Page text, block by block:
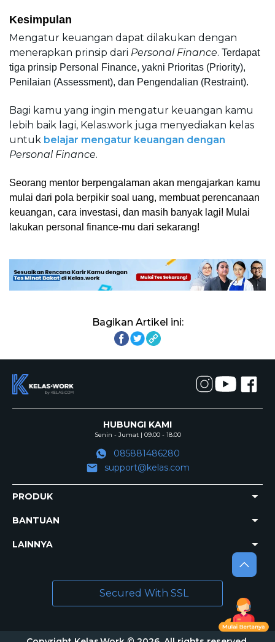
Kesimpulan
Mengatur keuangan dapat dilakukan dengan
menerapkan prinsip dari Personal Finance. Terdapat
tiga prinsip Personal Finance, yakni Prioritas (Priority),
Penilaian (Assessment), dan Pengendalian (Restraint).
Bagi kamu yang ingin mengatur keuangan kamu
lebih baik lagi, Kelas.work juga menyediakan kelas
untuk
Personal Finance.
Seorang mentor berpengalaman akan mengajarkan kamu
mulai dari pola berpikir soal uang, membuat perencanaan
keuangan, cara investasi, dan masih banyak lagi! Mulai
lakukan personal finance-mu dari sekarang!
Bagikan Artikel ini:
HUBUNGI KAMI
Senin - Jumat | 09.00 - 18.00
085881486280
support@kelas.com
PRODUK
BANTUAN
LAINNYA
Secured With SSL